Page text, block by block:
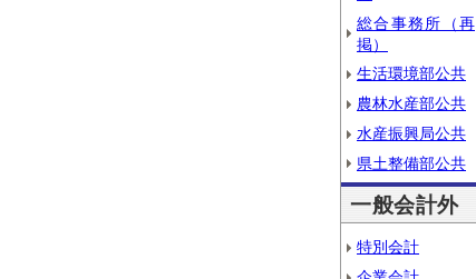
総合事務所（再
掲）
生活環境部公共
農林水産部公共
水産振興局公共
県土整備部公共
一般会計外
特別会計